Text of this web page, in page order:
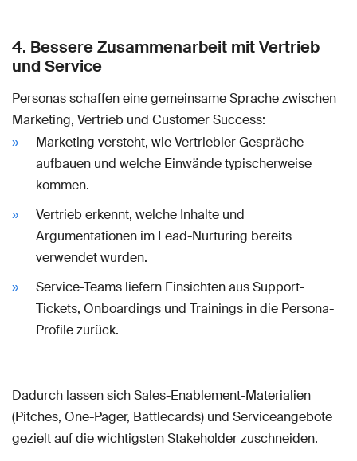
4. Bessere Zusammenarbeit mit Vertrieb
und Service
Personas schaffen eine gemeinsame Sprache zwischen
Marketing, Vertrieb und Customer Success:
Marketing versteht, wie Vertriebler Gespräche
aufbauen und welche Einwände typischerweise
kommen.
Vertrieb erkennt, welche Inhalte und
Argumentationen im Lead-Nurturing bereits
verwendet wurden.
Service-Teams liefern Einsichten aus Support-
Tickets, Onboardings und Trainings in die Persona-
Profile zurück.
Dadurch lassen sich Sales-Enablement-Materialien
(Pitches, One-Pager, Battlecards) und Serviceangebote
gezielt auf die wichtigsten Stakeholder zuschneiden.